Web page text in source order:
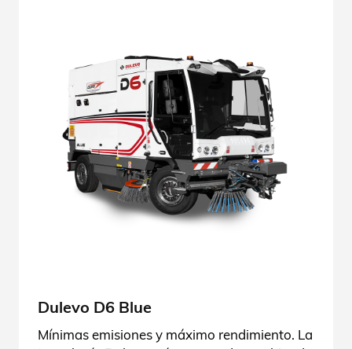
Dulevo D6 Blue
Mínimas emisiones y máximo rendimiento. La